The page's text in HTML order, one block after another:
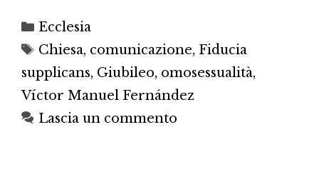
Categorie
Ecclesia
Tag
Chiesa, comunicazione, Fiducia
supplicans, Giubileo, omosessualità,
Víctor Manuel Fernández
Lascia un commento